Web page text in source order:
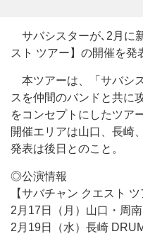
サバシスターが､2月に
スト ツアー】の開催を発
本ツアーは、「サバシ
スを仲間のバンドと共に
をコンセプトにしたツア
開催エリアは山口、長崎
発表は後日とのこと。
◎公演情報
【サバチャン クエスト ツ
2月17日（月）山口・周
2月19日（水）長崎